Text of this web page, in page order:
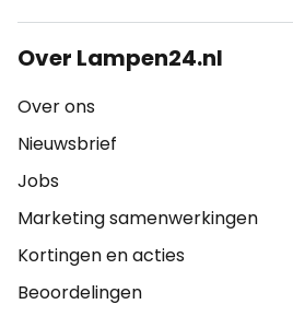
Over Lampen24.nl
Over ons
Nieuwsbrief
Jobs
Marketing samenwerkingen
Kortingen en acties
Beoordelingen